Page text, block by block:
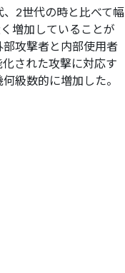
2世代の時と比べて幅
増加していることが
攻撃者と内部使用者
された攻撃に対応す
級数的に増加した。